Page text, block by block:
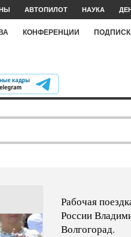
АВТОПИЛОТ НАУКА
КОНФЕРЕНЦИИ
Рабочая
России
Волгогорад.